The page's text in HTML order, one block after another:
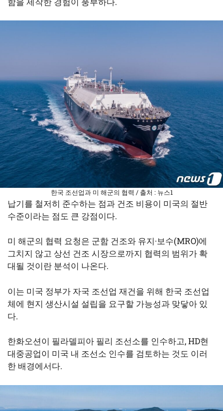
한국 조선업과 미 해군의 협력 / 출처 : 뉴스1
납기를 철저히 준수하는 점과 건조 비용이 미국의 절반
수준이라는 점도 큰 강점이다.
미 해군의 협력 요청은 군함 건조와 유지·보수(MRO)에
그치지 않고 상선 건조 시장으로까지 협력의 범위가 확
대될 것이란 분석이 나온다.
이는 미국 정부가 자국 조선업 재건을 위해 한국 조선업
체에 현지 생산시설 설립을 요구할 가능성과 맞닿아 있
다.
한화오션이 필라델피아 필리 조선소를 인수하고, HD현
대중공업이 미국 내 조선소 인수를 검토하는 것도 이러
한 배경에서다.